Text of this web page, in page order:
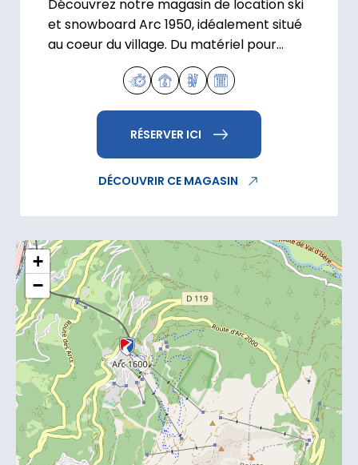
Découvrez notre magasin de location ski
et snowboard Arc 1950, idéalement situé
au coeur du village. Du matériel pour
toute la famille !
RÉSERVER ICI
DÉCOUVRIR CE MAGASIN
+
−